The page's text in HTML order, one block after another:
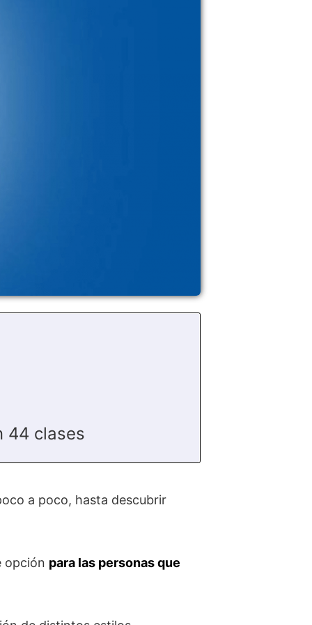
44 clases
a poco, hasta descubrir
opción para las personas que